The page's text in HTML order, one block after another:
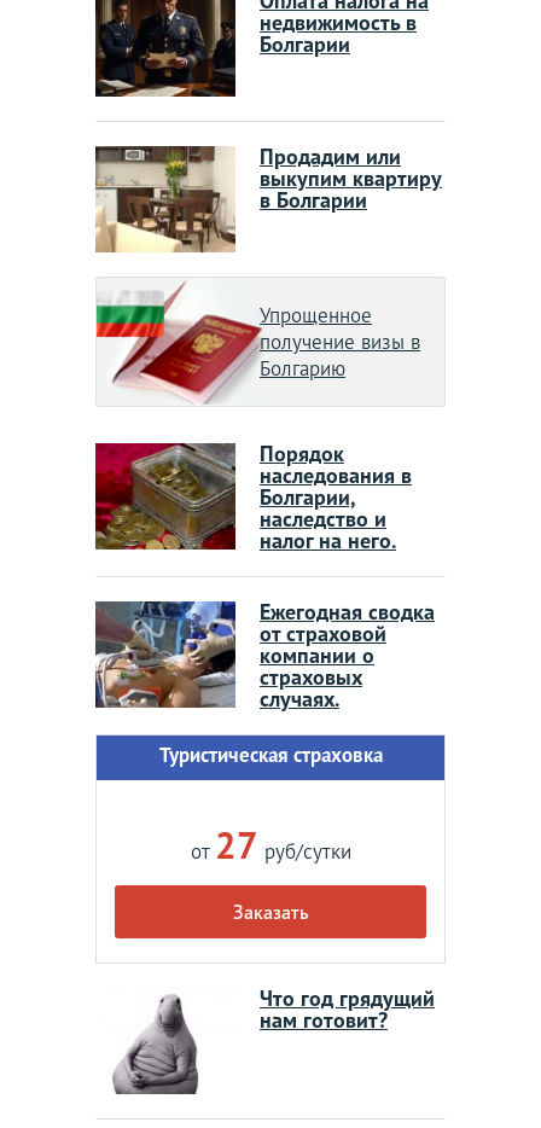
недвижимость в
Болгарии
Продадим или
выкупим квартиру
в Болгарии
Упрощенное
получение визы в
Болгарию
Порядок
наследования в
Болгарии,
наследство и
налог на него.
Ежегодная сводка
от страховой
компании о
страховых
случаях.
Туристическая страховка
от 27 руб/сутки
Заказать
Что год грядущий
нам готовит?